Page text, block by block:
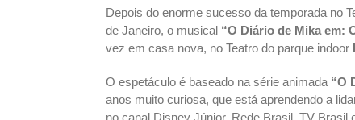
Depois do enorme sucesso da temporada no
de Janeiro, o musical “O Diário de Mika em:
vez em casa nova, no Teatro do parque indoor
O espetáculo é baseado na série animada “O
anos muito curiosa, que está aprendendo a
no canal Disney Júnior, Rede Brasil, TV